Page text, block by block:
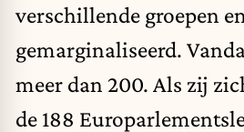
verschillende groepen en
gemarginaliseerd.
meer dan 200. Als zij
de 188